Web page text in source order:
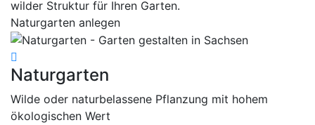
wilder Struktur für Ihren Garten.
Naturgarten anlegen
Naturgarten
Wilde oder naturbelassene Pflanzung mit hohem
ökologischen Wert